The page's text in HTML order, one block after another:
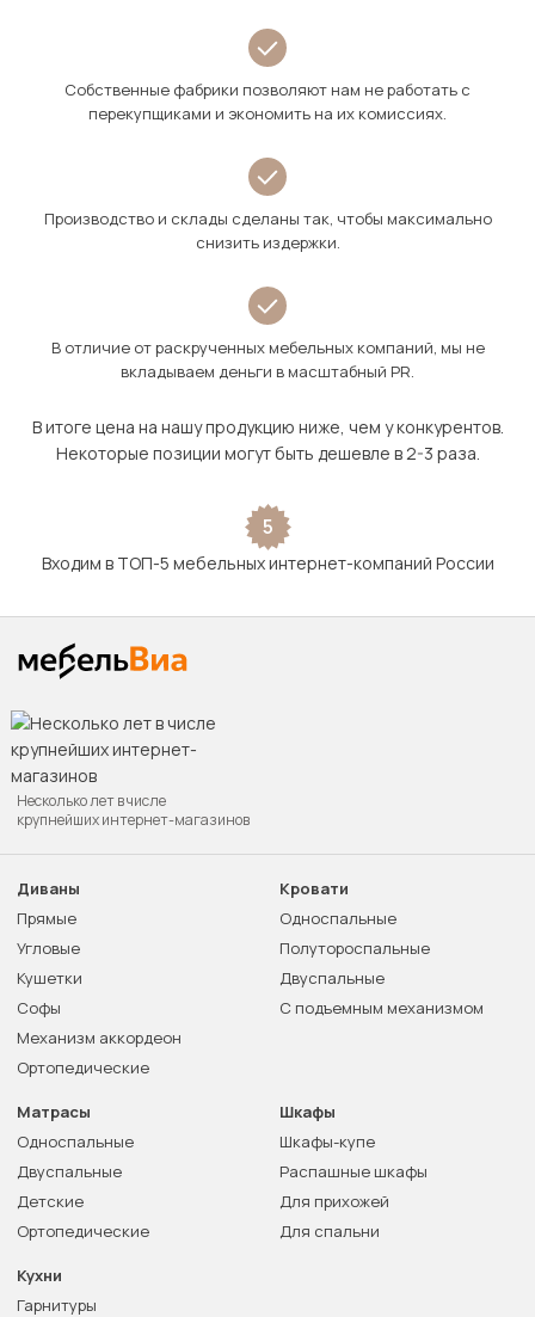
Собственные фабрики позволяют нам не работать с
перекупщиками и экономить на их комиссиях.
Производство и склады сделаны так, чтобы максимально
снизить издержки.
В отличие от раскрученных мебельных компаний, мы не
вкладываем деньги в масштабный PR.
В итоге цена на нашу продукцию ниже, чем у конкурентов.
Некоторые позиции могут быть дешевле в 2-3 раза.
5
Входим в ТОП-5 мебельных интернет-компаний России
Несколько лет в числе
крупнейших интернет-магазинов
Диваны
Прямые
Угловые
Кушетки
Софы
Механизм аккордеон
Ортопедические
Кровати
Односпальные
Полутороспальные
Двуспальные
С подъемным механизмом
Матрасы
Односпальные
Двуспальные
Детские
Ортопедические
Шкафы
Шкафы-купе
Распашные шкафы
Для прихожей
Для спальни
Кухни
Гарнитуры